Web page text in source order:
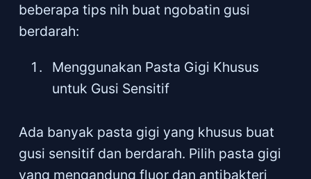
beberapa tips nih buat ngobatin gusi
berdarah:
Menggunakan Pasta Gigi Khusus
untuk Gusi Sensitif
Ada banyak pasta gigi yang khusus buat
gusi sensitif dan berdarah. Pilih pasta gigi
yang mengandung fluor dan antibakteri